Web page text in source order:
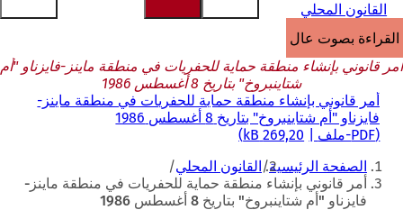
القانون المحلي
القراءة بصوت عالٍ
أمر قانوني بإنشاء منطقة حماية للحفريات في منطقة ماينز-فايزناو "أم
شتاينبروخ" بتاريخ 8 أغسطس 1986
أمر قانوني بإنشاء منطقة حماية للحفريات في منطقة ماينز-
فايزناو "أم شتاينبروخ" بتاريخ 8 أغسطس 1986
PDF-ملف 269,20 kB
أنت
هنا
الصفحة الرئيسية القانون المحلي
أمر قانوني بإنشاء منطقة حماية للحفريات في منطقة ماينز-
فايزناو "أم شتاينبروخ" بتاريخ 8 أغسطس 1986